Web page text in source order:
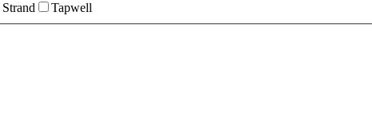
Strand
Tapwell